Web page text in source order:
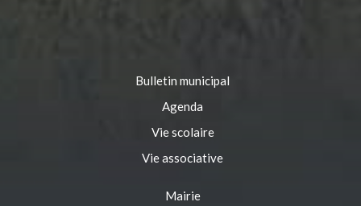
Bulletin municipal
Agenda
Vie scolaire
Vie associative
Mairie